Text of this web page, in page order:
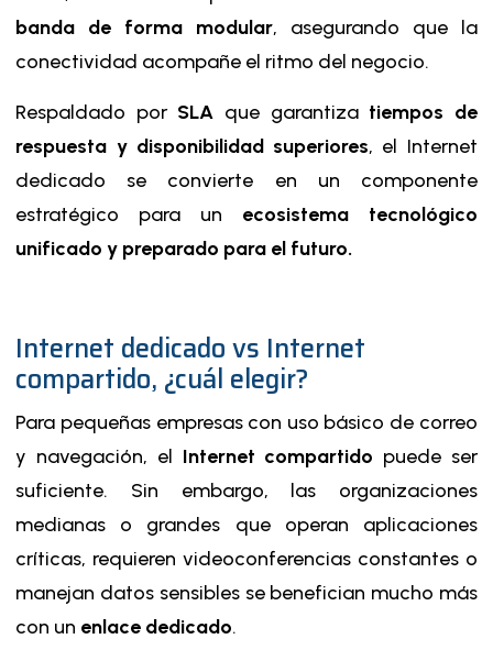
banda de forma modular, asegurando que la
conectividad acompañe el ritmo del negocio.
Respaldado por SLA que garantiza tiempos de
respuesta y disponibilidad superiores, el Internet
dedicado se convierte en un componente
estratégico para un ecosistema tecnológico
unificado y preparado para el futuro.
Internet dedicado vs Internet
compartido, ¿cuál elegir?
Para pequeñas empresas con uso básico de correo
y navegación, el Internet compartido puede ser
suficiente. Sin embargo, las organizaciones
medianas o grandes que operan aplicaciones
críticas, requieren videoconferencias constantes o
manejan datos sensibles se benefician mucho más
con un enlace dedicado.